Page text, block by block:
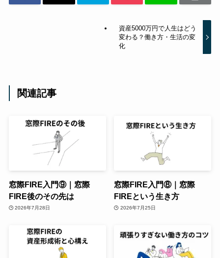
資産5000万円で人生はどう
変わる？働き方・生活の変
化
関連記事
窓際FIRE入門⑨｜窓際
FIRE後のその先は
2026年7月28日
窓際FIRE入門⑧｜窓際
FIREという生き方
2026年7月25日